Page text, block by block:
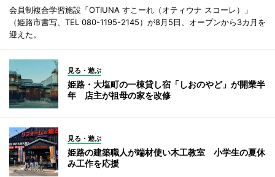
会員制複合学習施設「OTIUNA すこーれ（オティウナ スコーレ）」
（姫路市書写、TEL 080-1195-2145）が8月5日、オープンから3カ月を
迎えた。
見る・遊ぶ
姫路・大塩町の一棟貸し宿「しおのやど」が開業半
年 店主が祖母の家を改修
見る・遊ぶ
姫路の建築職人が端材使い木工教室 小学生の夏休
み工作を応援